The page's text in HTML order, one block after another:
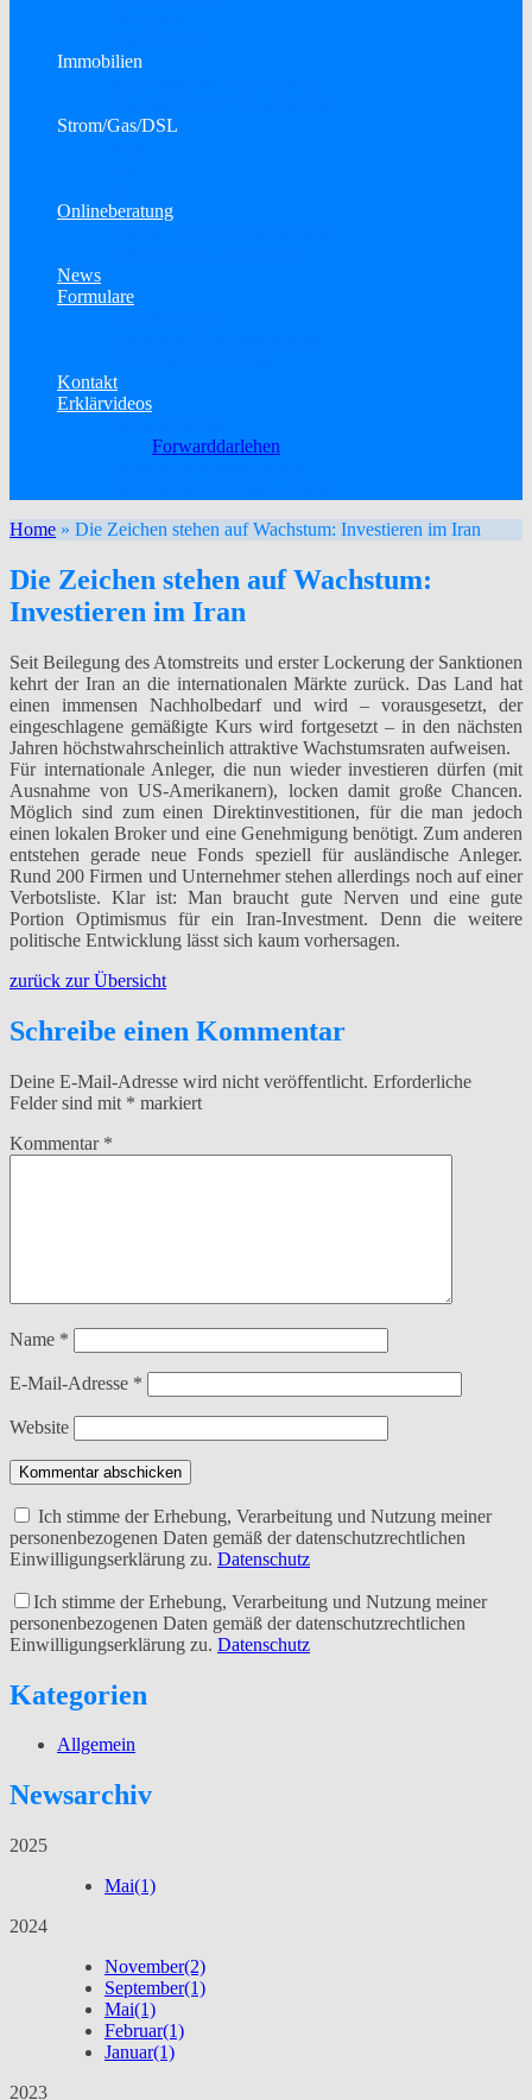
Immobilien
Strom/Gas/DSL
Onlineberatung
News
Formulare
Kontakt
Erklärvideos
Forwarddarlehen
Home » Die Zeichen stehen auf Wachstum: Investieren im Iran
Die Zeichen stehen auf Wachstum:
Investieren im Iran
Seit Beilegung des Atomstreits und erster Lockerung der Sanktionen
kehrt der Iran an die internationalen Märkte zurück. Das Land hat
einen immensen Nachholbedarf und wird – vorausgesetzt, der
eingeschlagene gemäßigte Kurs wird fortgesetzt – in den nächsten
Jahren höchstwahrscheinlich attraktive Wachstumsraten aufweisen.
Für internationale Anleger, die nun wieder investieren dürfen (mit
Ausnahme von US-Amerikanern), locken damit große Chancen.
Möglich sind zum einen Direktinvestitionen, für die man jedoch
einen lokalen Broker und eine Genehmigung benötigt. Zum anderen
entstehen gerade neue Fonds speziell für ausländische Anleger.
Rund 200 Firmen und Unternehmer stehen allerdings noch auf einer
Verbotsliste. Klar ist: Man braucht gute Nerven und eine gute
Portion Optimismus für ein Iran-Investment. Denn die weitere
politische Entwicklung lässt sich kaum vorhersagen.
zurück zur Übersicht
Schreibe einen Kommentar
Deine E-Mail-Adresse wird nicht veröffentlicht. Erforderliche
Felder sind mit * markiert
Kommentar *
Name *
E-Mail-Adresse *
Website
Kommentar abschicken
Ich stimme der Erhebung, Verarbeitung und Nutzung meiner
personenbezogenen Daten gemäß der datenschutzrechtlichen
Einwilligungserklärung zu. Datenschutz
Ich stimme der Erhebung, Verarbeitung und Nutzung meiner
personenbezogenen Daten gemäß der datenschutzrechtlichen
Einwilligungserklärung zu. Datenschutz
Kategorien
Allgemein
Newsarchiv
2025
Mai(1)
2024
November(2)
September(1)
Mai(1)
Februar(1)
Januar(1)
2023